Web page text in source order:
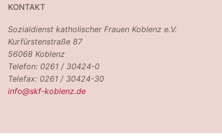
KONTAKT
Sozialdienst katholischer Frauen Koblenz e.V.
Kurfürstenstraße 87
56068 Koblenz
Telefon: 0261 / 30424-0
Telefax: 0261 / 30424-30
info@skf-koblenz.de